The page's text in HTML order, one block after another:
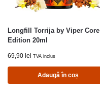
Longfill Torrija by Viper Core
Edition 20ml
69,90 lei TVA inclus
Adaugă în coș